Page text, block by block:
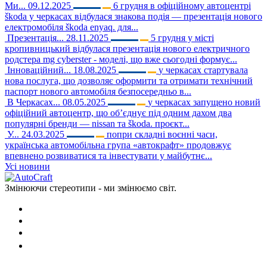
Ми... 09.12.2025
6 грудня в офіційному автоцентрі
škoda у черкасах відбулася знакова подія — презентація нового
електромобіля škoda enyaq. для...
Презентація... 28.11.2025
5 грудня у місті
кропивницький відбулася презентація нового електричного
родстера mg cyberster - моделі, що вже сьогодні формує...
Інноваційний... 18.08.2025
у черкасах стартувала
нова послуга, що дозволяє оформити та отримати технічний
паспорт нового автомобіля безпосередньо в...
В Черкасах... 08.05.2025
у черкасах запущено новий
офіційний автоцентр, що об’єднує під одним дахом два
популярні бренди — nissan та škoda. проєкт...
У... 24.03.2025
попри складні воєнні часи,
українська автомобільна група «автокрафт» продовжує
впевнено розвиватися та інвестувати у майбутнє...
Усі новини
Змінюючи стереотипи - ми змінюємо світ.